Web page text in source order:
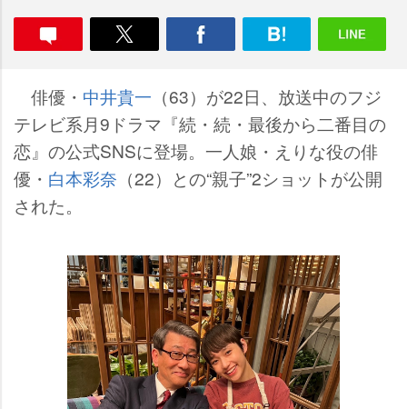
俳優・ 中井貴一 （63）が22日、放送中のフジ
テレビ系月9ドラマ『続・続・最後から二番目の
恋』の公式SNSに登場。一人娘・えりな役の俳
優・ 白本彩奈 （22）との“親子”2ショットが公開
された。